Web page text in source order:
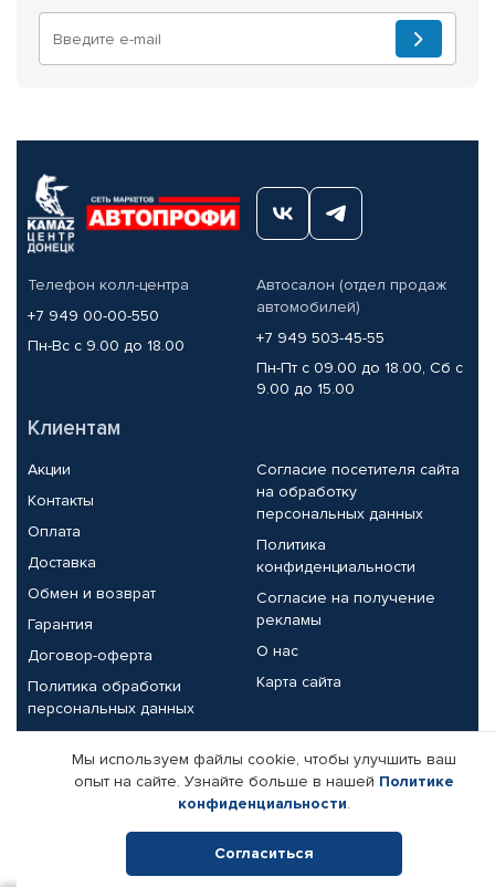
Телефон колл-центра
+7 949 00-00-550
Пн-Вс с 9.00 до 18.00
Автосалон (отдел продаж
автомобилей)
+7 949 503-45-55
Пн-Пт с 09.00 до 18.00, Сб с
9.00 до 15.00
Клиентам
Акции
Контакты
Оплата
Доставка
Обмен и возврат
Гарантия
Договор-оферта
Политика обработки
персональных данных
Согласие посетителя сайта
на обработку
персональных данных
Политика
конфиденциальности
Согласие на получение
рекламы
О нас
Карта сайта
Партнерам
Корпоративным клиентам
Поставщикам
Реквизиты компании
Мы используем файлы cookie, чтобы улучшить ваш
опыт на сайте. Узнайте больше в нашей Политике
конфиденциальности.
Согласиться